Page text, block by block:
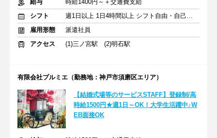
給与
時給1400円～＋交通費支給
シフト
週1日以上 1日4時間以上 シフト自由・自己申告
雇用形態
派遣社員
アクセス
(1)三ノ宮駅 (2)明石駅
有限会社プルミエ（勤務地：神戸市須磨区エリア）
【結婚式場等のサービスSTAFF】登録制/高
時給1500円★週1日～OK！大学生活躍中♪W
EB面接OK